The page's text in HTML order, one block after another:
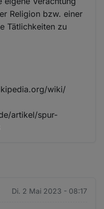
Religion bzw. einer
Tätlichkeiten zu
wiki/
artikel/spur-
Di. 2 Mai 2023 - 08:17